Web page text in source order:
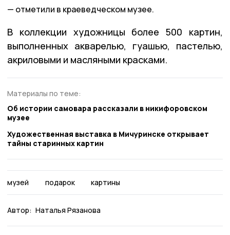
отметили в краеведческом музее.
В коллекции художницы более 500 картин,
выполненных акварелью, гуашью, пастелью,
акриловыми и масляными красками.
Материалы по теме:
Об истории самовара рассказали в никифоровском
музее
Художественная выставка в Мичуринске открывает
тайны старинных картин
музей подарок картины
Автор: Наталья Рязанова